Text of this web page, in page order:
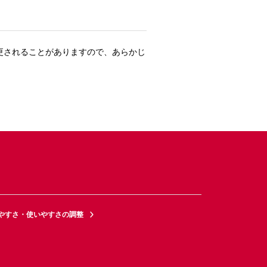
れることがありますので、あらかじ
すさ・使いやすさの調整